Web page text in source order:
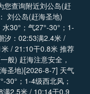
您查询附近刘公岛(赶
刘公岛(赶海圣地)
30°；气27°-30°；1-
汐：02:53满2.4米 /
/ 21:10干0.8米 推荐
般) 赶海注意安全，
30°；1-4级西北风；
2.5米 / 10:14干0.9